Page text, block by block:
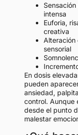
intensa
Euforia,
creativa
Alteración
sensorial
En dosis
pueden
ansiedad,
control. Aunque
desde el punto
malestar